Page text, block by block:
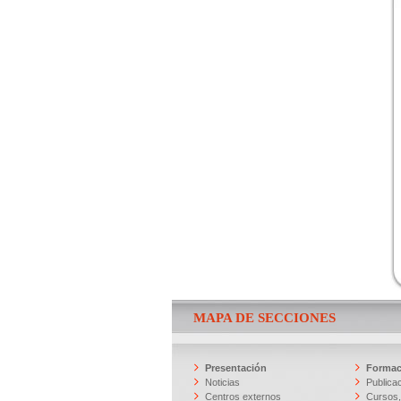
MAPA DE SECCIONES
Presentación
Noticias
Centros externos